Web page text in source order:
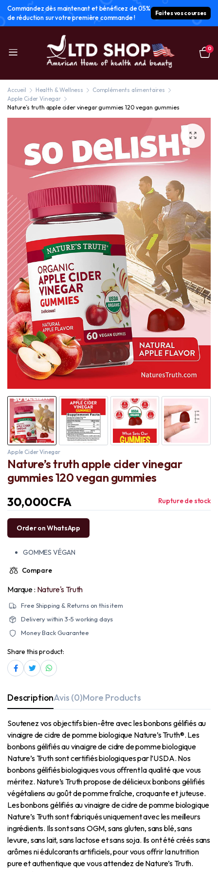
Commandez dès maintenant et bénéficez de 05%
de réduction sur votre première commande !
Faites vos courses
0
Accueil Health & Wellness
Compléments alimentaires
Apple Cider Vinegar
Nature’s truth apple cider vinegar gummies 120 vegan gummies
Apple Cider Vinegar
Nature’s truth apple cider vinegar
gummies 120 vegan gummies
30,000CFA Rupture de stock
Order on WhatsApp
GOMMES VÉGAN
Compare
Marque : ‎Nature's Truth
Free Shipping & Returns on this item
Delivery within 3-5 working days
Money Back Guarantee
Share this product:
DescriptionAvis (0)More Products
Soutenez vos objectifs bien-être avec les bonbons gélifiés au
vinaigre de cidre de pomme biologique Nature’s Truth®. Les
bonbons gélifiés au vinaigre de cidre de pomme biologique
Nature’s Truth sont certifiés biologiques par l’USDA. Nos
bonbons gélifiés biologiques vous offrent la qualité que vous
méritez. Nature’s Truth propose de délicieux bonbons gélifiés
végétaliens au goût de pomme fraîche, croquante et juteuse.
Les bonbons gélifiés au vinaigre de cidre de pomme biologique
Nature’s Truth sont fabriqués uniquement avec les meilleurs
ingrédients. Ils sont sans OGM, sans gluten, sans blé, sans
levure, sans lait, sans lactose et sans soja. Ils ont été créés sans
arômes ni édulcorants artificiels, pour vous offrir la nutrition
pure et authentique que vous attendez de Nature’s Truth.